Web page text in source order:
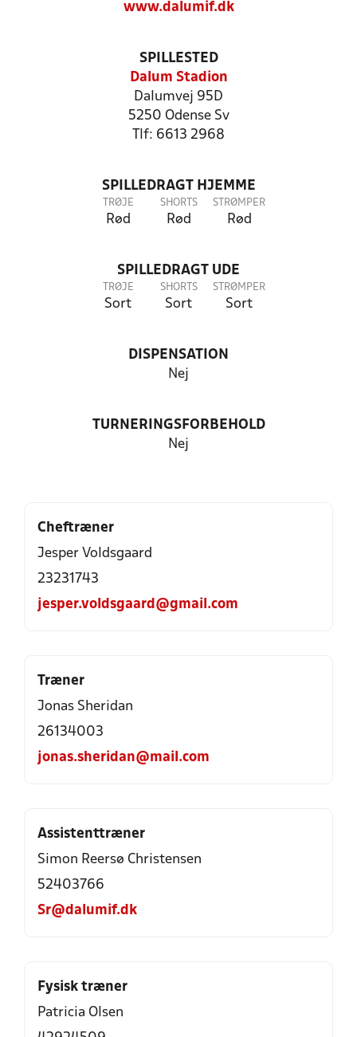
www.dalumif.dk
SPILLESTED
Dalum Stadion
Dalumvej 95D
5250 Odense Sv
Tlf: 6613 2968
SPILLEDRAGT HJEMME
TRØJE
Rød
SHORTS
Rød
STRØMPER
Rød
SPILLEDRAGT UDE
TRØJE
Sort
SHORTS
Sort
STRØMPER
Sort
DISPENSATION
Nej
TURNERINGSFORBEHOLD
Nej
Cheftræner
Jesper Voldsgaard
23231743
jesper.voldsgaard@gmail.com
Træner
Jonas Sheridan
26134003
jonas.sheridan@mail.com
Assistenttræner
Simon Reersø Christensen
52403766
Sr@dalumif.dk
Fysisk træner
Patricia Olsen